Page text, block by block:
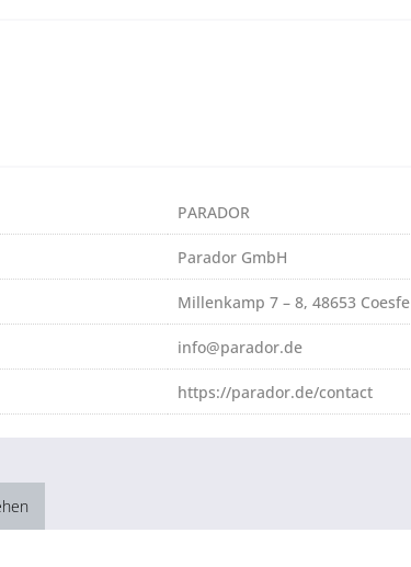
PARADOR
Parador GmbH
Millenkamp 7 – 8, 48653
info@parador.de
https://parador.de/contact